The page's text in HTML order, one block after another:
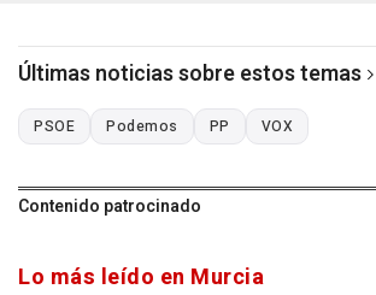
Últimas noticias sobre estos temas
PSOE Podemos PP VOX
Contenido patrocinado
Lo más leído en Murcia